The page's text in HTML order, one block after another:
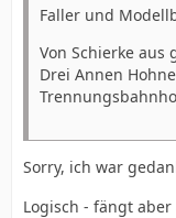
Faller und
Von Schierke aus
Drei Annen
Sorry, ich war
Logisch - fängt